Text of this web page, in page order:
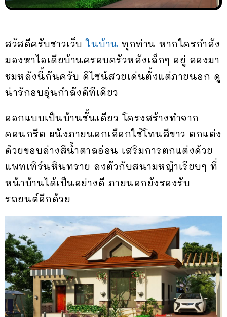
สวัสดีครับชาวเว็บในบ้าน ทุกท่าน หากใครกำลัง
มองหาไอเดียบ้านครอบครัวหลังเล็กๆ อยู่ ลองมา
ชมหลังนี้กันครับ ดีไซน์สวยเด่นตั้งแต่ภายนอก ดู
น่ารักอบอุ่นกำลังดีทีเดียว
ออกแบบเป็นบ้านชั้นเดียว โครงสร้างทำจาก
คอนกรีต ผนังภายนอกเลือกใช้โทนสีขาว ตกแต่ง
ด้วยขอบล่างสีน้ำตาลอ่อน เสริมการตกแต่งด้วย
แพทเทิร์นหินทราย ลงตัวกับสนามหญ้าเรียบๆ ที่
หน้าบ้านได้เป็นอย่างดี ภายนอกยังรองรับ
รถยนต์อีกด้วย